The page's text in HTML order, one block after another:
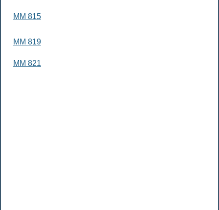
MM 815
MM 819
MM 821